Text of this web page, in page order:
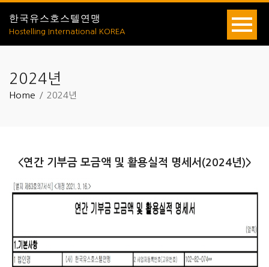
한국유스호스텔연맹
Hostelling International KOREA
2024년
Home 2024년
<연간 기부금 모금액 및 활용실적 명세서(2024년)>